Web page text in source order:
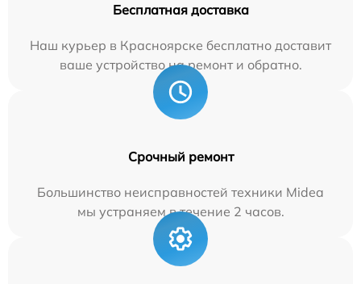
Бесплатная доставка
Наш курьер в Красноярске бесплатно доставит
ваше устройство на ремонт и обратно.
Срочный ремонт
Большинство неисправностей техники Midea
мы устраняем в течение 2 часов.